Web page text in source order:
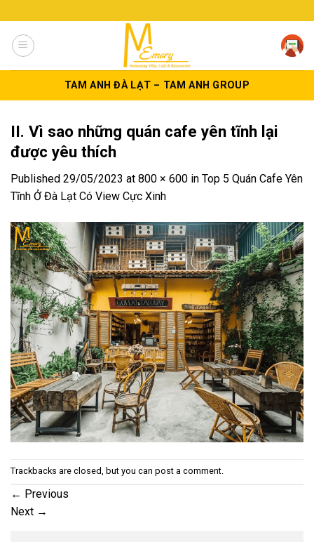
to
content
TAM ANH ĐÀ LẠT – TAM ANH GROUP
II. Vì sao những quán cafe yên tĩnh lại
được yêu thích
Published 29/05/2023 at 800 × 600 in Top 5 Quán Cafe Yên
Tĩnh Ở Đà Lạt Có View Cực Xinh
Trackbacks are closed, but you can post a comment.
← Previous
Next →